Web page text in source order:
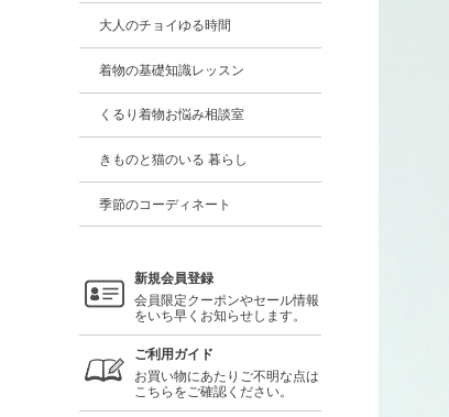
大人のチョイゆる時間
着物の基礎知識レッスン
くるり着物お悩み相談室
きものと猫のいる 暮らし
季節のコーディネート
新規会員登録
会員限定クーポンやセール情報
をいち早くお知らせします。
ご利用ガイド
お買い物にあたりご不明な点は
こちらをご確認ください。